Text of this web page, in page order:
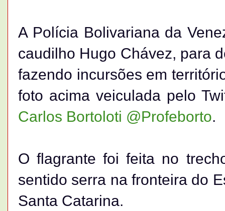
A Polícia Bolivariana da
caudilho Hugo Chávez, para
fazendo incursões em
foto acima veiculada pelo
Carlos Bortoloti @Profeborto.
O flagrante foi feita no
sentido serra na fronteira do
Santa Catarina.